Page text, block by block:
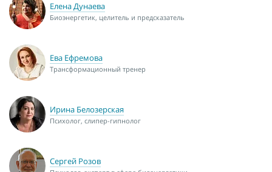
Елена Дунаева
Биоэнергетик, целитель и предсказатель
Ева Ефремова
Трансформационный тренер
Ирина Белозерская
Психолог, слипер-гипнолог
Сергей Розов